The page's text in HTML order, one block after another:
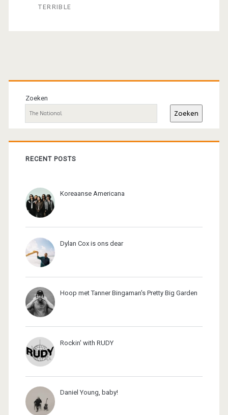
TERRIBLE
Primaire
sidebar
Zoeken
Zoeken
RECENT POSTS
Koreaanse Americana
Dylan Cox is ons dear
Hoop met Tanner Bingaman's Pretty Big Garden
Rockin' with RUDY
Daniel Young, baby!